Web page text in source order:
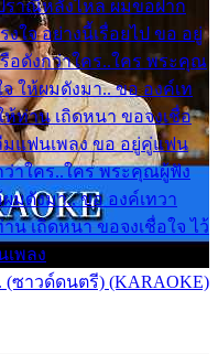
ราณีหลั่งไหล ผมขอฝาก
งใจ อย่างนี้เรื่อยไป ขอ อยู่
อดังกว่าใคร..ใคร พระคุณ
ให้ผมดังมา.. ขอ องค์เท
ท่าน เถิดหนา ขอจงเชื่อ
มแฟนเพลง ขอ อยู่คู่แฟน
ว่าใคร..ใคร พระคุณผู้ฟัง
มดังมา.. ขอ องค์เทวา
เถิดหนา ขอจงเชื่อใจ ไว้
เพลง
(ซาวด์ดนตรี) (KARAOKE)